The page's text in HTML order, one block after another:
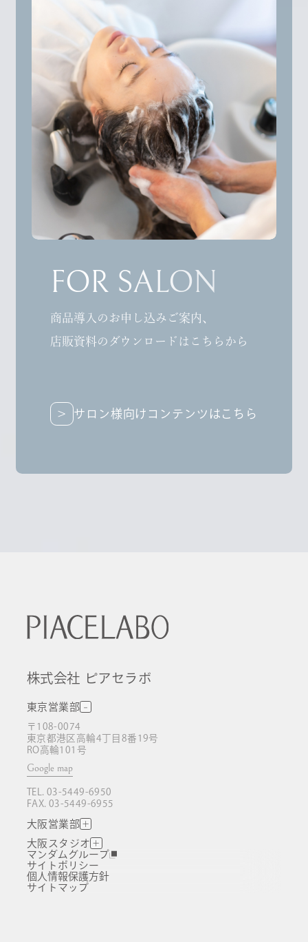
FOR SALON
商品導入のお申し込みご案内、
店販資料のダウンロードはこちらから
サロン様向けコンテンツはこちら
株式会社 ピアセラボ
東京営業部
〒108-0074
東京都港区高輪4丁目8番19号
RO高輪101号
Google map
TEL. 03-5449-6950
FAX. 03-5449-6955
大阪営業部
大阪スタジオ
マンダムグループ
マンダムグループ
サイトポリシー
サイトポリシー
個人情報保護方針
個人情報保護方針
サイトマップ